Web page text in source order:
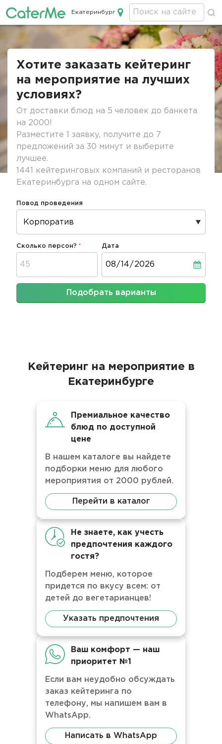
Кейтеринг в Екатеринбурге
Екатеринбург
Строка
Хотите заказать кейтеринг
на мероприятие на лучших
условиях?
От доставки блюд на 5 человек до банкета
на 2000!
Разместите 1 заявку, получите до 7
предложений за 30 минут и выберите
лучшее.
1441 кейтеринговых компаний и ресторанов
Екатеринбурга на одном сайте.
Повод проведения
Сколько персон? Дата
Подобрать варианты
Кейтеринг на мероприятие в
Екатеринбурге
Премиальное качество
блюд по доступной
цене
В нашем каталоге вы найдете
подборки меню для любого
мероприятия от 2000 рублей.
Перейти в каталог
Не знаете, как учесть
предпочтения каждого
гостя?
Подберем меню, которое
придется по вкусу всем: от
детей до вегетарианцев!
Указать предпочтения
Ваш комфорт — наш
приоритет №1
Если вам неудобно обсуждать
заказ кейтеринга по
телефону, мы напишем вам в
WhatsApp.
Написать в WhatsApp